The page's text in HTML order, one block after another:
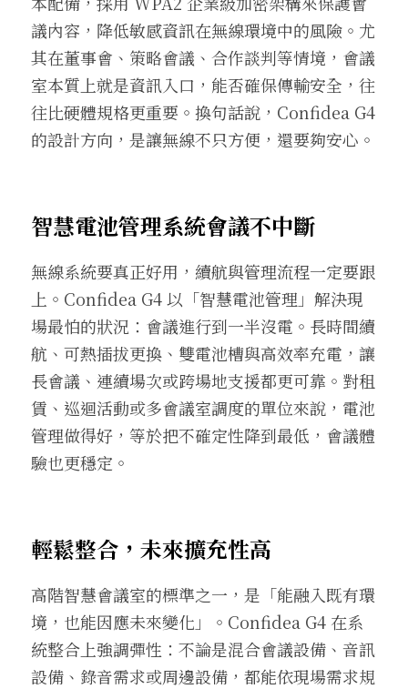
議內容，降低敏感資訊在無線環境中的風險。尤
其在董事會、策略會議、合作談判等情境，會議
室本質上就是資訊入口，能否確保傳輸安全，往
往比硬體規格更重要。換句話說，Confidea G4
的設計方向，是讓無線不只方便，還要夠安心。
智慧電池管理系統會議不中斷
無線系統要真正好用，續航與管理流程一定要跟
上。Confidea G4 以「智慧電池管理」解決現
場最怕的狀況：會議進行到一半沒電。長時間續
航、可熱插拔更換、雙電池槽與高效率充電，讓
長會議、連續場次或跨場地支援都更可靠。對租
賃、巡迴活動或多會議室調度的單位來說，電池
管理做得好，等於把不確定性降到最低，會議體
驗也更穩定。
輕鬆整合，未來擴充性高
高階智慧會議室的標準之一，是「能融入既有環
境，也能因應未來變化」。Confidea G4 在系
統整合上強調彈性：不論是混合會議設備、音訊
設備、錄音需求或周邊設備，都能依現場需求規